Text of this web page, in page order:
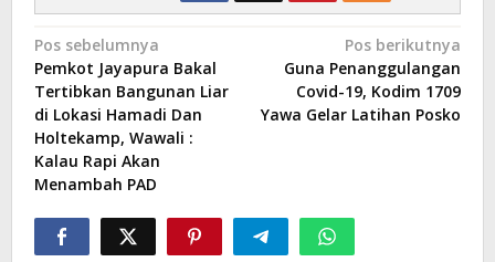
Navigasi
pos
Pos sebelumnya
Pemkot Jayapura Bakal
Tertibkan Bangunan Liar
di Lokasi Hamadi Dan
Holtekamp, Wawali :
Kalau Rapi Akan
Menambah PAD
Pos berikutnya
Guna Penanggulangan
Covid-19, Kodim 1709
Yawa Gelar Latihan Posko